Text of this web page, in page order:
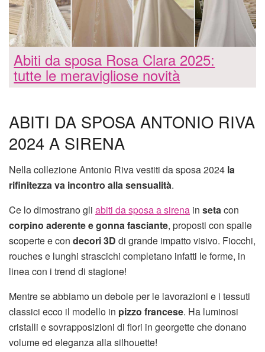
Abiti da sposa Rosa Clara 2025:
tutte le meravigliose novità
ABITI DA SPOSA ANTONIO RIVA
2024 A SIRENA
Nella collezione Antonio Riva vestiti da sposa 2024 la
rifinitezza va incontro alla sensualità.
Ce lo dimostrano gli abiti da sposa a sirena in setacon
corpino aderente e gonna fasciante, proposti con spalle
scoperte e con decori 3D di grande impatto visivo. Fiocchi,
rouches e lunghi strascichi completano infatti le forme, in
linea con i trend di stagione!
Mentre se abbiamo un debole per le lavorazioni e i tessuti
classici ecco il modello in pizzo francese. Ha luminosi
cristalli e sovrapposizioni di fiori in georgette che donano
volume ed eleganza alla silhouette!